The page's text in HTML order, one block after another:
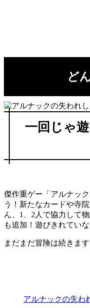
ど
一回じゃ
傑作重ゲー「アルナッ
う！新たなカードや寺
ん、1、2人で協力して
も追加！遊びきれてい
まだまだ冒険は続きます
アルナックの失わ